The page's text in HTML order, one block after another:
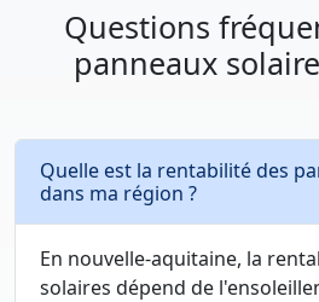
Questions
panneaux
Quelle est la rentabilité des
dans ma région ?
En nouvelle-aquitaine, la
solaires dépend de